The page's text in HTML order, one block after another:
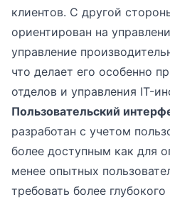
клиентов. С другой
ориентирован на
управление
что делает его особенно
отделов и управления IT-
Пользовательский
разработан с учетом
более доступным как для
менее опытных
требовать более